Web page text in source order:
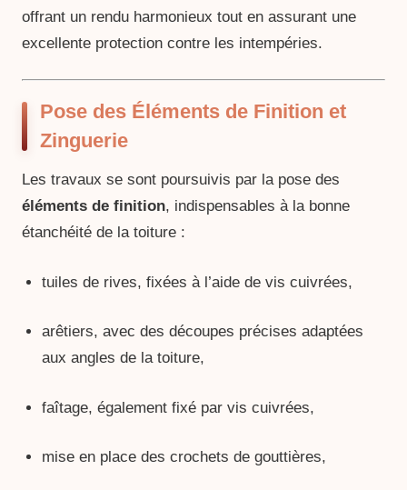
offrant un rendu harmonieux tout en assurant une
excellente protection contre les intempéries.
Pose des Éléments de Finition et
Zinguerie
Les travaux se sont poursuivis par la pose des
éléments de finition, indispensables à la bonne
étanchéité de la toiture :
tuiles de rives, fixées à l’aide de vis cuivrées,
arêtiers, avec des découpes précises adaptées
aux angles de la toiture,
faîtage, également fixé par vis cuivrées,
mise en place des crochets de gouttières,